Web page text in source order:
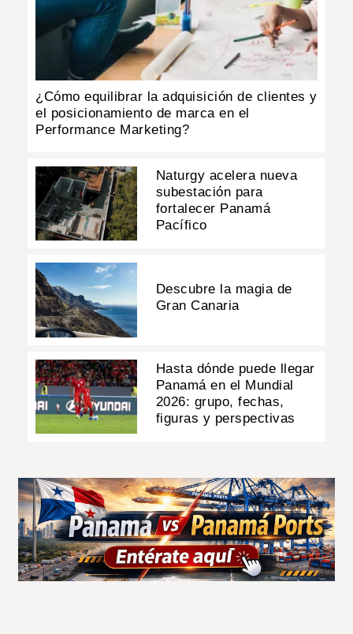
¿Cómo equilibrar la adquisición de clientes y
el posicionamiento de marca en el
Performance Marketing?
Naturgy acelera nueva
subestación para
fortalecer Panamá
Pacífico
Descubre la magia de
Gran Canaria
Hasta dónde puede llegar
Panamá en el Mundial
2026: grupo, fechas,
figuras y perspectivas